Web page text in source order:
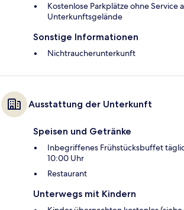
Kostenlose Parkplätze ohne Service
Unterkunftsgelände
Sonstige Informationen
Nichtraucherunterkunft
Ausstattung der Unterkunft
Speisen und Getränke
Inbegriffenes Frühstücksbuffet
10:00 Uhr
Restaurant
Unterwegs mit Kindern